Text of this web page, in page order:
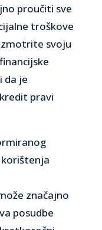
proučiti sve
troškove
svoju
da je
pravi
značajno
posudbe